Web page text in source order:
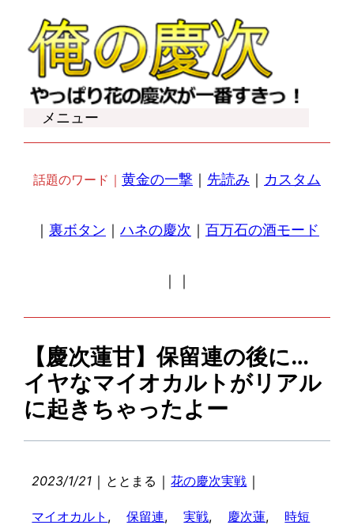
メニュー
話題のワード｜ 黄金の一撃 ｜ 先読み ｜ カスタム
｜ 裏ボタン ｜ ハネの慶次 ｜ 百万石の酒モード
｜ ｜
【慶次蓮甘】保留連の後に…
イヤなマイオカルトがリアル
に起きちゃったよー
2023/1/21 ｜ ととまる ｜花の慶次実戦 ｜
マイオカルト , 保留連, 実戦, 慶次蓮,
時短